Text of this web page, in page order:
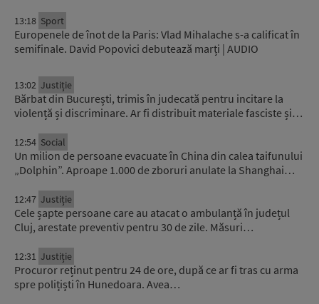
13:18 Sport
Europenele de înot de la Paris: Vlad Mihalache s-a calificat în
semifinale. David Popovici debutează marți | AUDIO
13:02 Justiție
Bărbat din București, trimis în judecată pentru incitare la
violență și discriminare. Ar fi distribuit materiale fasciste și…
12:54 Social
Un milion de persoane evacuate în China din calea taifunului
„Dolphin”. Aproape 1.000 de zboruri anulate la Shanghai…
12:47 Justiție
Cele șapte persoane care au atacat o ambulanță în județul
Cluj, arestate preventiv pentru 30 de zile. Măsuri…
12:31 Justiție
Procuror reținut pentru 24 de ore, după ce ar fi tras cu arma
spre polițiști în Hunedoara. Avea…